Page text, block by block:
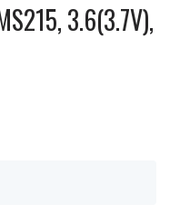
3.6(3.7V),